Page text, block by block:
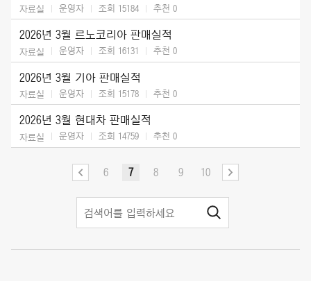
자료실 운영자 조회 15184 추천 0
2026년 3월 르노코리아 판매실적
자료실 운영자 조회 16131 추천 0
2026년 3월 기아 판매실적
자료실 운영자 조회 15178 추천 0
2026년 3월 현대차 판매실적
자료실 운영자 조회 14759 추천 0
6 7 8 9 10